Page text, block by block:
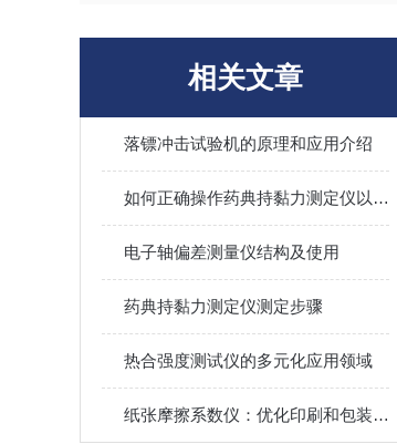
相关文章
落镖冲击试验机的原理和应用介绍
如何正确操作药典持黏力测定仪以获取准确结果？
电子轴偏差测量仪结构及使用
药典持黏力测定仪测定步骤
热合强度测试仪的多元化应用领域
纸张摩擦系数仪：优化印刷和包装行业的关键设备